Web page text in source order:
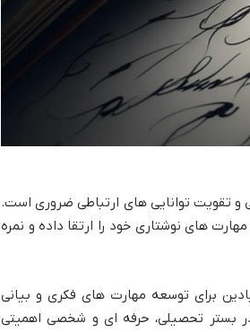
و تقویت توانایی های ارتباطی ضروری است.
های نوشتاری خود را ارتقا داده و نمره
برای توسعه مهارت های فکری و بیانی
بستر تحصیلی، حرفه ای و شخصی اهمیتی